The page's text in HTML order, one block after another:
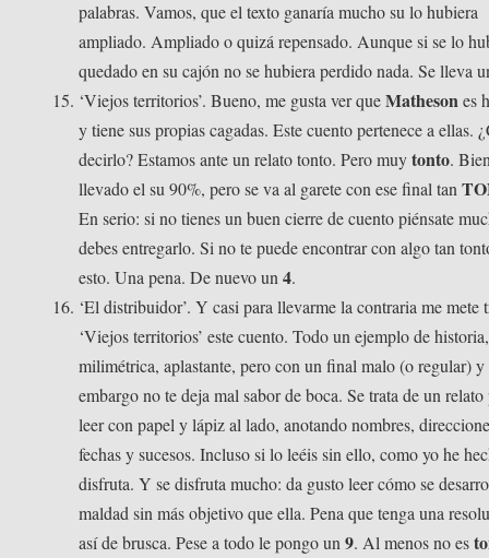
palabras. Vamos, que el texto ganaría mucho su lo hubiera
ampliado. Ampliado o quizá repensado. Aunque si se lo
quedado en su cajón no se hubiera perdido nada. Se lleva
‘Viejos territorios’. Bueno, me gusta ver queMathesones
y tiene sus propias cagadas. Este cuento pertenece a ellas.
decirlo? Estamos ante un relato tonto. Pero muytonto.
llevado el su 90%, pero se va al garete con ese final tan
En serio: si no tienes un buen cierre de cuento piénsate
debes entregarlo. Si no te puede encontrar con algo tan
esto. Una pena. De nuevo un4.
‘El distribuidor’. Y casi para llevarme la contraria me mete
‘Viejos territorios’ este cuento. Todo un ejemplo de historia,
milimétrica, aplastante, pero con un final malo (o regular) y
embargo no te deja mal sabor de boca. Se trata de un relato
leer con papel y lápiz al lado, anotando nombres,
fechas y sucesos. Incluso si lo leéis sin ello, como yo he
disfruta. Y se disfruta mucho: da gusto leer cómo se
maldad sin más objetivo que ella. Pena que tenga una
así de brusca. Pese a todo le pongo un9. Al menos no es